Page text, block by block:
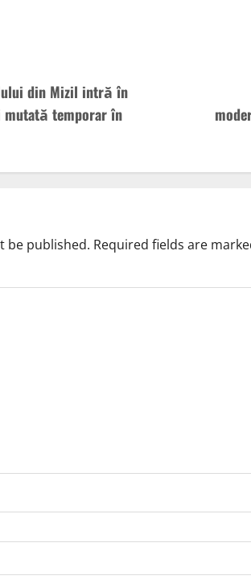
din Mizil intră în
mutată temporar în
be published. Required fields are